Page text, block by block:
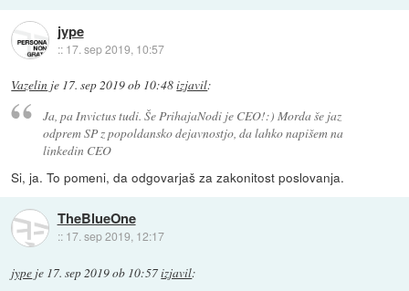
jype
:: 17. sep 2019, 10:57
Vazelin je 17. sep 2019 ob 10:48izjavil:
Ja, pa Invictus tudi. Še PrihajaNodi je CEO!:) Morda še jaz
odprem SP z popoldansko dejavnostjo, da lahko napišem na
linkedin CEO
Si, ja. To pomeni, da odgovarjaš za zakonitost poslovanja.
TheBlueOne
:: 17. sep 2019, 12:17
jype je 17. sep 2019 ob 10:57izjavil: